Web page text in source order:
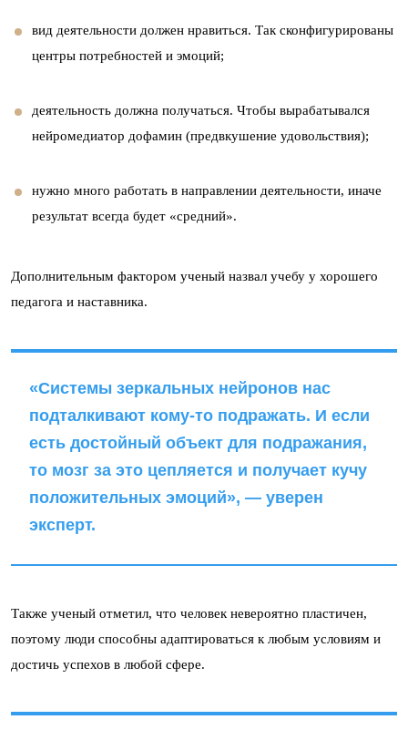
вид деятельности должен нравиться. Так сконфигурированы
центры потребностей и эмоций;
деятельность должна получаться. Чтобы вырабатывался
нейромедиатор дофамин (предвкушение удовольствия);
нужно много работать в направлении деятельности, иначе
результат всегда будет «средний».
Дополнительным фактором ученый назвал учебу у хорошего
педагога и наставника.
«Системы зеркальных нейронов нас
подталкивают кому-то подражать. И если
есть достойный объект для подражания,
то мозг за это цепляется и получает кучу
положительных эмоций», — уверен
эксперт.
Также ученый отметил, что человек невероятно пластичен,
поэтому люди способны адаптироваться к любым условиям и
достичь успехов в любой сфере.